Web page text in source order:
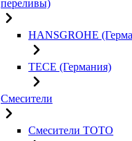
переливы)
HANSGROHE
TECE (Германия)
Смесители
Смесители TOTO